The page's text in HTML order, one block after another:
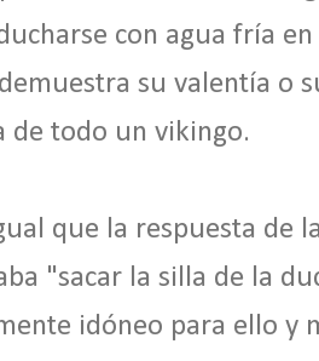
con agua fría
su valentía o
de todo un vikingo.
que la respuesta de
"sacar la silla de la
idóneo para ello y